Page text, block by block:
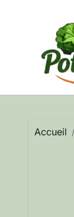
Accueil